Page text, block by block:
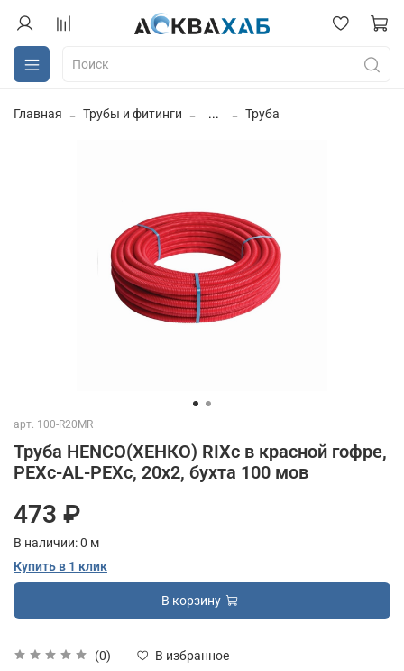
Главная Трубы и фитинги ... Труба
арт. 100-R20MR
Труба HENCO(ХЕНКО) RIXc в красной гофре,
PEXc-AL-PEXc, 20х2, бухта 100 мов
(0)
В избранное
473 ₽
В наличии:0 м
Купить в 1 клик
В корзину